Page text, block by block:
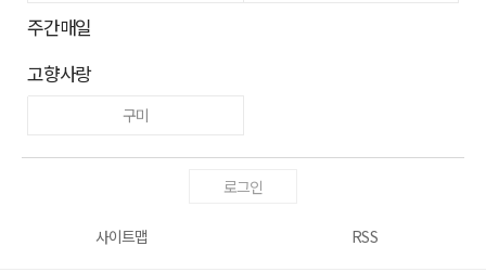
주간매일
고향사랑
구미
로그인
사이트맵 RSS